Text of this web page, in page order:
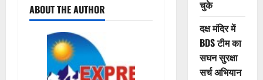
o
ABOUT THE AUTHOR
चुके
दक्ष मंदिर में
BDS टीम का
सघन सुरक्षा
सर्च अभियान